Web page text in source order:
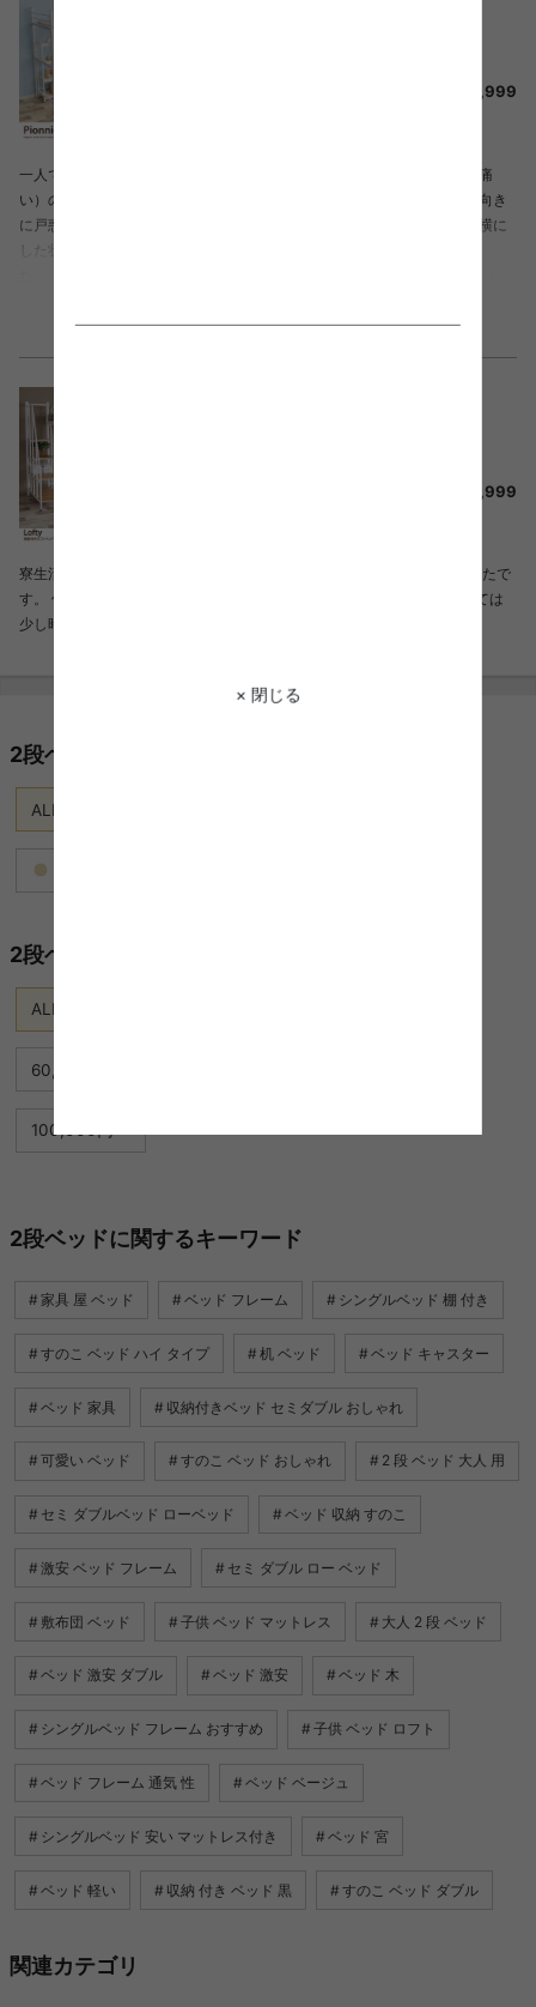
× 閉じる
¥26,999
一人で組み立てましたが、付属の工具は小さくて使いづらかった（手が痛
い）ので自前の工具を使いました。説明書の図が小さく波ワッシャーの向き
に戸惑いましたが、他は問題なく組み上げられました。一人だったので横に
した状態で組み上げた為、重たいベッドを起き上がらせるのに大変でし
ました。
¥11,999
寮生活の息子の為に購入しました。 注文してから届くまでとても早かったで
す。 何よりも丈夫で見た目もカッコいい 息子も大喜びでした。 組み立ては
少し時間はかかりましたが 問題なく組み立てられました。
2段ベッドをカラーから絞り込む
ALL
2段ベッドを価格から絞り込む
ALL
60,000円〜79,999円
100,000円〜
2段ベッドに関するキーワード
家具 屋 ベッド ベッド フレーム シングルベッド 棚 付き
すのこ ベッド ハイ タイプ 机 ベッド ベッド キャスター
ベッド 家具 収納付きベッド セミダブル おしゃれ
可愛い ベッド すのこ ベッド おしゃれ 2 段 ベッド 大人 用
セミ ダブルベッド ローベッド ベッド 収納 すのこ
激安 ベッド フレーム セミ ダブル ロー ベッド
敷布団 ベッド 子供 ベッド マットレス 大人 2 段 ベッド
ベッド 激安 ダブル ベッド 激安 ベッド 木
シングルベッド フレーム おすすめ 子供 ベッド ロフト
ベッド フレーム 通気 性 ベッド ベージュ
シングルベッド 安い マットレス付き ベッド 宮
ベッド 軽い 収納 付き ベッド 黒 すのこ ベッド ダブル
関連カテゴリ